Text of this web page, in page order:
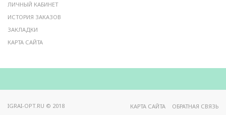
ЛИЧНЫЙ КАБИНЕТ
ИСТОРИЯ ЗАКАЗОВ
ЗАКЛАДКИ
КАРТА САЙТА
IGRAI-OPT.RU © 2018 КАРТА САЙТА ОБРАТНАЯ СВЯЗЬ